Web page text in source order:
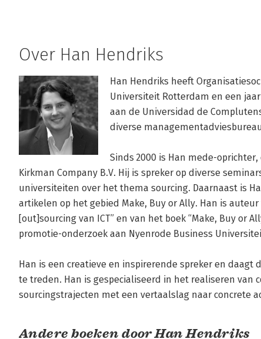
Over Han Hendriks
Han Hendriks heeft
Universiteit Rotterdam en een
aan de Universidad de
diverse
Sinds 2000 is Han mede-
Kirkman Company B.V. Hij is spreker op diverse
universiteiten over het thema sourcing. Daarnaast is
artikelen op het gebied Make, Buy or Ally. Han is
[out]sourcing van ICT” en van het boek “Make, Buy or
promotie-onderzoek aan Nyenrode Business
Han is een creatieve en inspirerende spreker en
te treden. Han is gespecialiseerd in het realiseren van
sourcingstrajecten met een vertaalslag naar concrete
Andere boeken door Han Hendriks